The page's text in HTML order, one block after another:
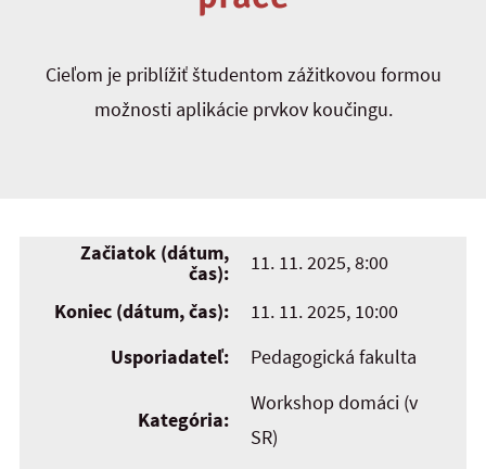
Cieľom je priblížiť študentom zážitkovou formou
možnosti aplikácie prvkov koučingu.
Začiatok (dátum,
čas):
11. 11. 2025, 8:00
Koniec (dátum, čas):
11. 11. 2025, 10:00
Usporiadateľ:
Pedagogická fakulta
Kategória:
Workshop domáci (v
SR)